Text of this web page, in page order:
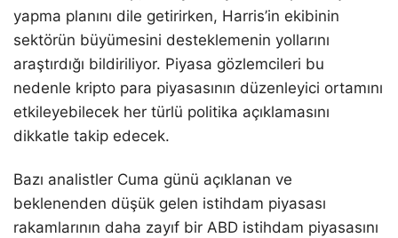
yapma planını dile getirirken, Harris’in ekibinin
sektörün büyümesini desteklemenin yollarını
araştırdığı bildiriliyor. Piyasa gözlemcileri bu
nedenle kripto para piyasasının düzenleyici ortamını
etkileyebilecek her türlü politika açıklamasını
dikkatle takip edecek.
Bazı analistler Cuma günü açıklanan ve
beklenenden düşük gelen istihdam piyasası
rakamlarının daha zayıf bir ABD istihdam piyasasını